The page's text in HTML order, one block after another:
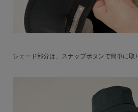
シェード部分は、スナップボタンで簡単に取